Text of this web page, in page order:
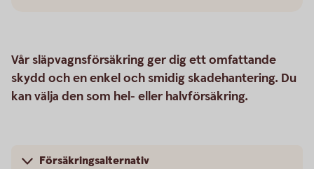
Vår släpvagnsförsäkring ger dig ett omfattande
skydd och en enkel och smidig skadehantering. Du
kan välja den som hel- eller halvförsäkring.
Försäkringsalternativ